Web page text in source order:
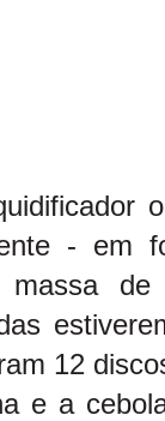
- em
massa
12
e a